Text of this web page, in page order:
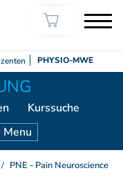
PHYSIO-MWE
Kurssuche
Menu
/ PNE - Pain Neuroscience